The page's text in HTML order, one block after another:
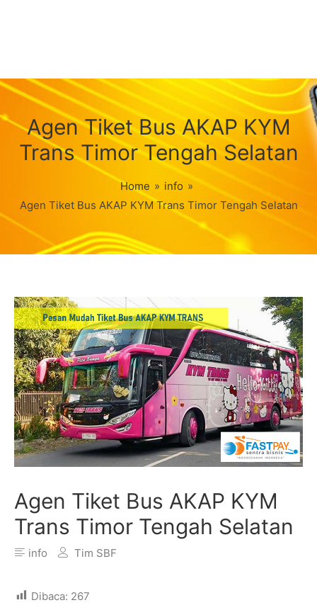
Agen Tiket Bus AKAP KYM
Trans Timor Tengah Selatan
Home » info »
Agen Tiket Bus AKAP KYM Trans Timor Tengah Selatan
Agen Tiket Bus AKAP KYM
Trans Timor Tengah Selatan
info Tim SBF
Dibaca: 267